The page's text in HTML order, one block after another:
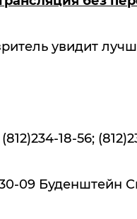
увидит
(812)234-18-56;
09 Буденштейн